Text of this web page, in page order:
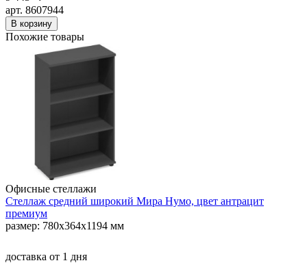
арт. 8607944
В корзину
Похожие товары
Офисные стеллажи
Стеллаж средний широкий Мира Нумо, цвет антрацит
премиум
размер: 780x364x1194 мм
доставка от 1 дня